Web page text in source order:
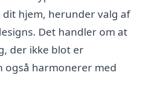
dit hjem, herunder valg af
Det handler om at
der ikke blot er
også harmonerer med